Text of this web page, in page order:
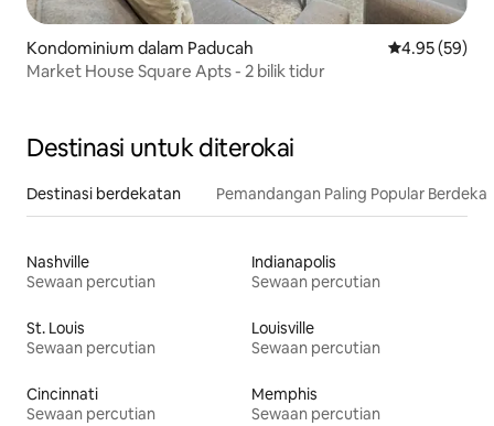
Kondominium dalam Paducah Penarafan
4.95 (59)
Market House Square Apts - 2 bilik tidur
Destinasi untuk diterokai
Destinasi berdekatan Pemandangan Paling Popular
Nashville
Sewaan percutian
Indianapolis
Sewaan percutian
St. Louis
Sewaan percutian
Louisville
Sewaan percutian
Cincinnati
Sewaan percutian
Memphis
Sewaan percutian